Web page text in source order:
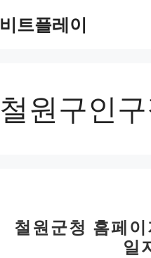
비트플레이
철원구인구
철원군청 홈페
일